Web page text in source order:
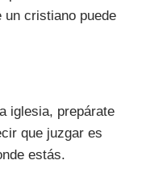
un cristiano puede
iglesia, prepárate
que juzgar es
estás.